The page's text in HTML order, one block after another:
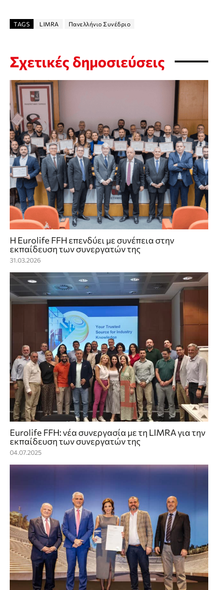
TAGS LIMRA Πανελλήνιο Συνέδριο
Σχετικές δημοσιεύσεις
Η Eurolife FFH επενδύει με συνέπεια στην
εκπαίδευση των συνεργατών της
31.03.2026
Eurolife FFH: νέα συνεργασία με τη LIMRA για την
εκπαίδευση των συνεργατών της
04.07.2025